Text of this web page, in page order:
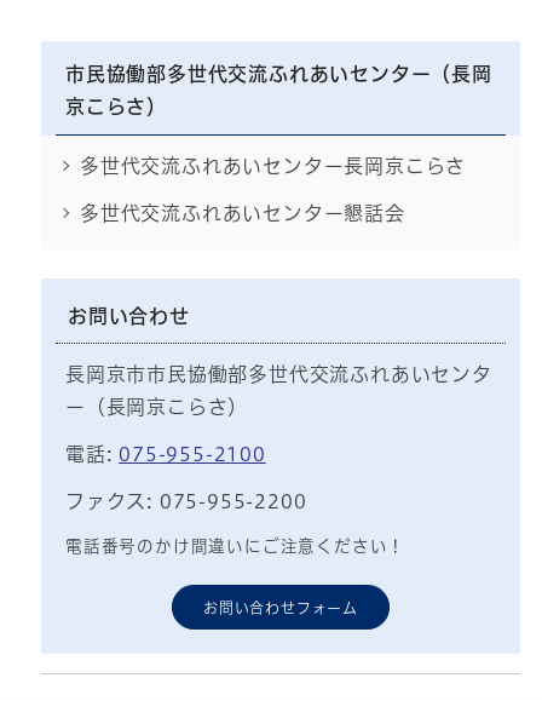
市民協働部多世代交流ふれあいセンター（長岡
京こらさ）
多世代交流ふれあいセンター長岡京こらさ
多世代交流ふれあいセンター懇話会
お問い合わせ
長岡京市市民協働部多世代交流ふれあいセンタ
ー（長岡京こらさ）
電話: 075-955-2100
ファクス: 075-955-2200
電話番号のかけ間違いにご注意ください！
お問い合わせフォーム